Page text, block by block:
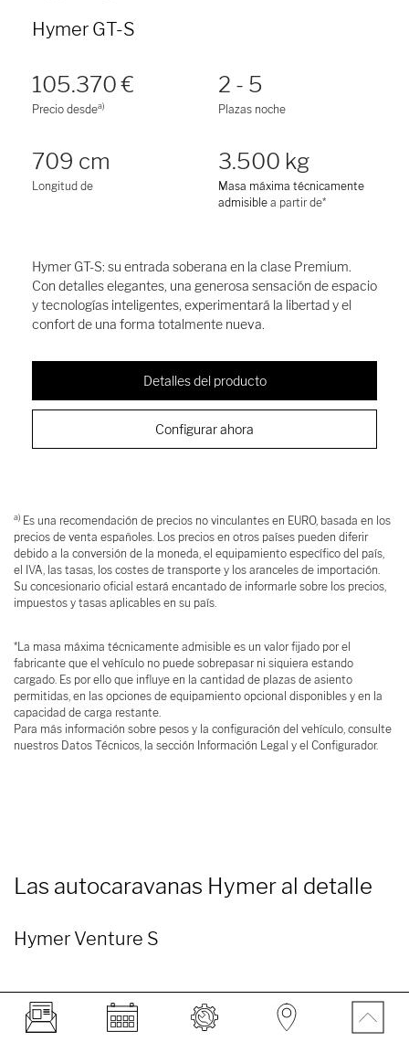
Hymer GT-S
105.370 €
Precio desdea)
2 - 5
Plazas noche
709 cm
Longitud de
3.500 kg
Masa máxima técnicamente
admisible a partir de*
Hymer GT-S: su entrada soberana en la clase Premium.
Con detalles elegantes, una generosa sensación de espacio
y tecnologías inteligentes, experimentará la libertad y el
confort de una forma totalmente nueva.
Detalles del producto
Configurar ahora
a) Es una recomendación de precios no vinculantes en EURO, basada en los
precios de venta españoles. Los precios en otros países pueden diferir
debido a la conversión de la moneda, el equipamiento específico del país,
el IVA, las tasas, los costes de transporte y los aranceles de importación.
Su concesionario oficial estará encantado de informarle sobre los precios,
impuestos y tasas aplicables en su país.
*La masa máxima técnicamente admisible es un valor fijado por el
fabricante que el vehículo no puede sobrepasar ni siquiera estando
cargado. Es por ello que influye en la cantidad de plazas de asiento
permitidas, en las opciones de equipamiento opcional disponibles y en la
capacidad de carga restante.
Para más información sobre pesos y la configuración del vehículo, consulte
nuestros Datos Técnicos, la sección Información Legal y el Configurador.
Las autocaravanas Hymer al detalle
Hymer Venture S